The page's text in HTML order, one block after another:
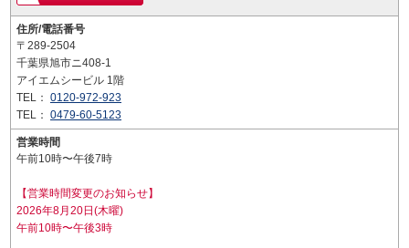
住所/電話番号
〒289-2504
千葉県旭市ニ408-1
アイエムシービル 1階
TEL： 0120-972-923
TEL： 0479-60-5123
営業時間
午前10時〜午後7時
【営業時間変更のお知らせ】
2026年8月20日(木曜)
午前10時〜午後3時